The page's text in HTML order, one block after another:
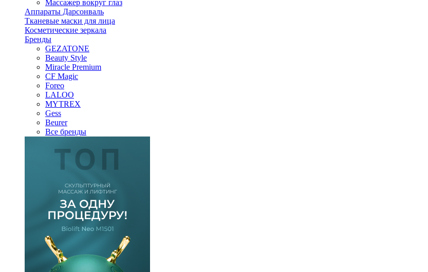
Массажер вокруг глаз
Аппараты Дарсонваль
Тканевые маски для лица
Косметические зеркала
Бренды
GEZATONE
Beauty Style
Miracle Premium
CF Magic
Foreo
LALOO
MYTREX
Gess
Beurer
Все бренды